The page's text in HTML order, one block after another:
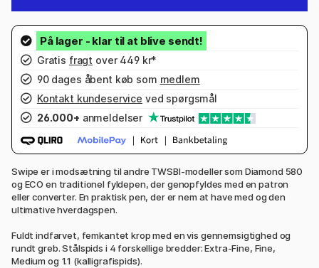
Gratis fragt over 449 kr*
90 dages åbent køb som medlem
Kontakt kundeservice ved spørgsmål
26.000+ anmeldelser
Swipe er i modsætning til andre TWSBI-modeller som Diamond 580
og ECO en traditionel fyldepen, der genopfyldes med en patron
eller converter. En praktisk pen, der er nem at have med og den
ultimative hverdagspen.
Fuldt indfarvet, femkantet krop med en vis gennemsigtighed og
rundt greb. Stålspids i 4 forskellige bredder: Extra-Fine, Fine,
Medium og 1.1 (kalligrafispids).